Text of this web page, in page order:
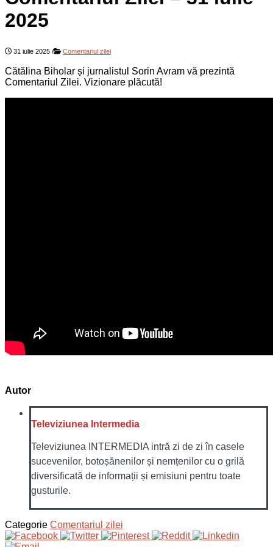
2025
31 iulie 2025 / Comentariul zilei
Cătălina Biholar și jurnalistul Sorin Avram vă prezintă
Comentariul Zilei. Vizionare plăcută!
Autor
Televiziunea Intermedia
Televiziunea INTERMEDIA intră zi de zi în casele
sucevenilor, botoșănenilor și nemțenilor cu o grilă
diversificată de informații și emisiuni pentru toate
gusturile.
Categorie Comentariul zilei